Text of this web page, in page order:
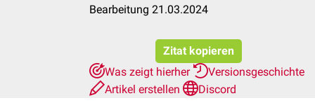
Bearbeitung 21.03.2024
Zitat kopieren
Was zeigt hierher
Versionsgeschichte
Artikel erstellen
Discord